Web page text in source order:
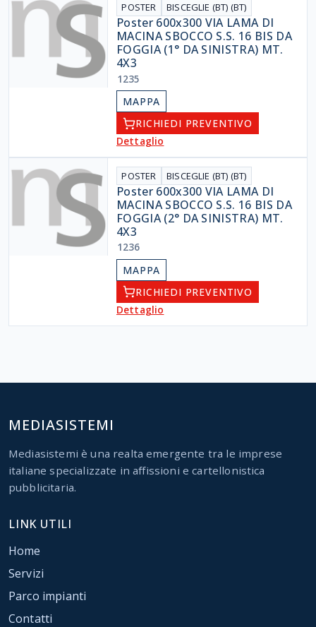
POSTER BISCEGLIE (BT) (BT)
Poster 600x300 VIA LAMA DI
MACINA SBOCCO S.S. 16 BIS DA
FOGGIA (1° DA SINISTRA) MT.
4X3
1235
MAPPA
RICHIEDI PREVENTIVO
Dettaglio
POSTER BISCEGLIE (BT) (BT)
Poster 600x300 VIA LAMA DI
MACINA SBOCCO S.S. 16 BIS DA
FOGGIA (2° DA SINISTRA) MT.
4X3
1236
MAPPA
RICHIEDI PREVENTIVO
Dettaglio
MEDIASISTEMI
Mediasistemi è una realta emergente tra le imprese
italiane specializzate in affissioni e cartellonistica
pubblicitaria.
LINK UTILI
Home
Servizi
Parco impianti
Contatti